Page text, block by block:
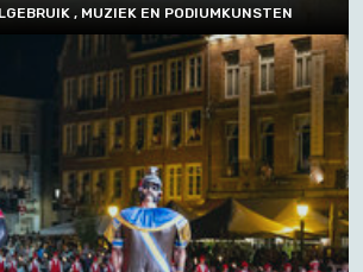
, MUZIEK EN PODIUMKUNSTEN